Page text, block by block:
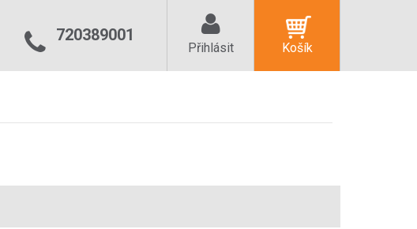
720389001
Přihlásit Košík